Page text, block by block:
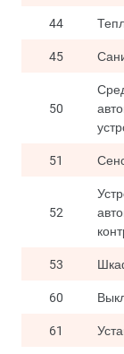
44
45
50
51
52
53
60
61